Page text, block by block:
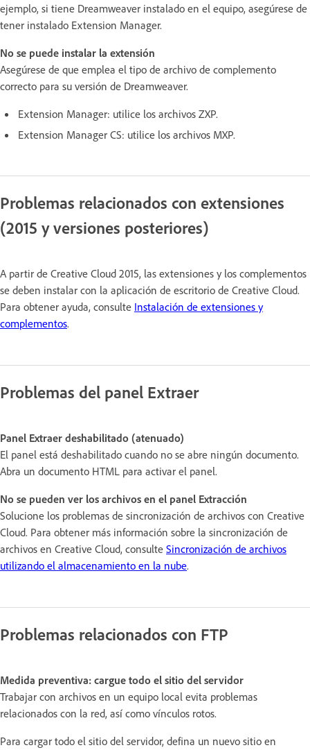
ejemplo, si tiene Dreamweaver instalado en el equipo, asegúrese de
tener instalado Extension Manager.
No se puede instalar la extensión
Asegúrese de que emplea el tipo de archivo de complemento
correcto para su versión de Dreamweaver.
Extension Manager: utilice los archivos ZXP.
Extension Manager CS: utilice los archivos MXP.
Problemas relacionados con extensiones
(2015 y versiones posteriores)
A partir de Creative Cloud 2015, las extensiones y los complementos
se deben instalar con la aplicación de escritorio de Creative Cloud.
Para obtener ayuda, consulte Instalación de extensiones y
complementos.
Problemas del panel Extraer
Panel Extraer deshabilitado (atenuado)
El panel está deshabilitado cuando no se abre ningún documento.
Abra un documento HTML para activar el panel.
No se pueden ver los archivos en el panel Extracción
Solucione los problemas de sincronización de archivos con Creative
Cloud. Para obtener más información sobre la sincronización de
archivos en Creative Cloud, consulte Sincronización de archivos
utilizando el almacenamiento en la nube.
Problemas relacionados con FTP
Medida preventiva: cargue todo el sitio del servidor
Trabajar con archivos en un equipo local evita problemas
relacionados con la red, así como vínculos rotos.
Para cargar todo el sitio del servidor, defina un nuevo sitio en